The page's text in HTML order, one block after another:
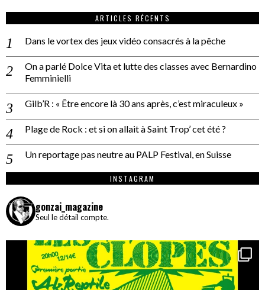
ARTICLES RÉCENTS
Dans le vortex des jeux vidéo consacrés à la pêche
On a parlé Dolce Vita et lutte des classes avec Bernardino
Femminielli
Gilb’R : « Être encore là 30 ans après, c’est miraculeux »
Plage de Rock : et si on allait à Saint Trop’ cet été ?
Un reportage pas neutre au PALP Festival, en Suisse
INSTAGRAM
gonzai_magazine
Seul le détail compte.